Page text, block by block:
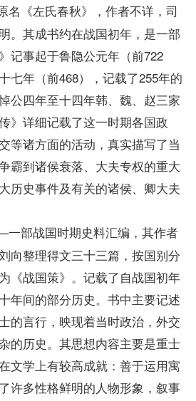
《左氏春秋》，作者不详，司
。其成书约在战国初年，是一部
记事起于鲁隐公元年（前722
七年（前468），记载了255年的
公四年至十四年韩、魏、赵三家
》详细记载了这一时期各国政
等诸方面的活动，真实描写了当
霸到诸侯衰落、大夫专权的重大
历史事件及有关的诸侯、卿大夫
部战国时期史料汇编，其作者
向整理得文三十三篇，按国别分
《战国策》。记载了自战国初年
年间的部分历史。书中主要记述
的言行，映现着当时政治，外交
的历史。其思想内容主要是重士
文学上有较高成就：善于运用寓
许多性格鲜明的人物形象，叙事